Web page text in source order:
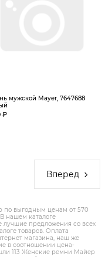
мужской Mayer, 7647688
₽
Вперед
по выгодным ценам от 570
нашем каталоге
лучшие предложения со всех
товаров. Оплата
магазина, наш же
в соотношении цена-
113 Женские ремни Майер